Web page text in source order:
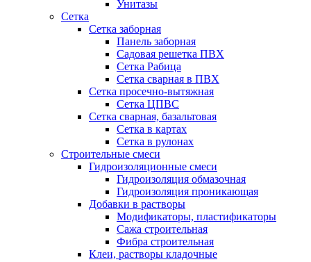
Унитазы
Сетка
Сетка заборная
Панель заборная
Садовая решетка ПВХ
Сетка Рабица
Сетка сварная в ПВХ
Сетка просечно-вытяжная
Сетка ЦПВС
Сетка сварная, базальтовая
Сетка в картах
Сетка в рулонах
Строительные смеси
Гидроизоляционные смеси
Гидроизоляция обмазочная
Гидроизоляция проникающая
Добавки в растворы
Модификаторы, пластификаторы
Сажа строительная
Фибра строительная
Клеи, растворы кладочные